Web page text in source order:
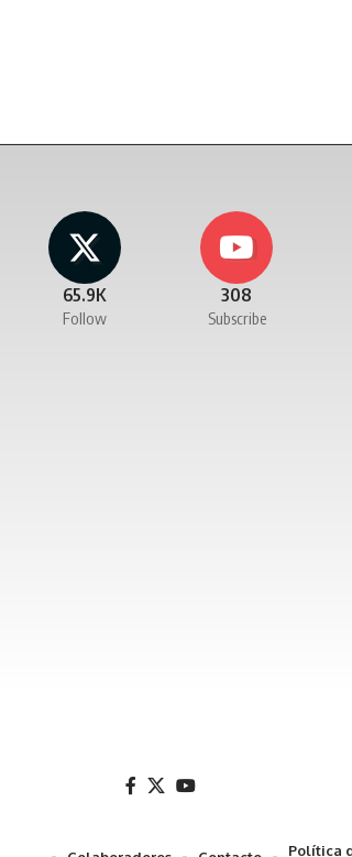
65.9K
Follow
308
Subscribe
Política